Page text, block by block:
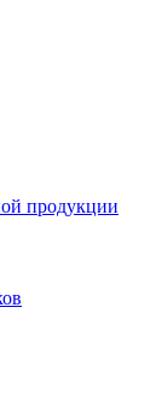
продукции